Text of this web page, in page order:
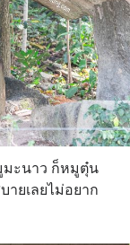
มะนาว ก็หมูตุ๋น
ยเลยไม่อยาก